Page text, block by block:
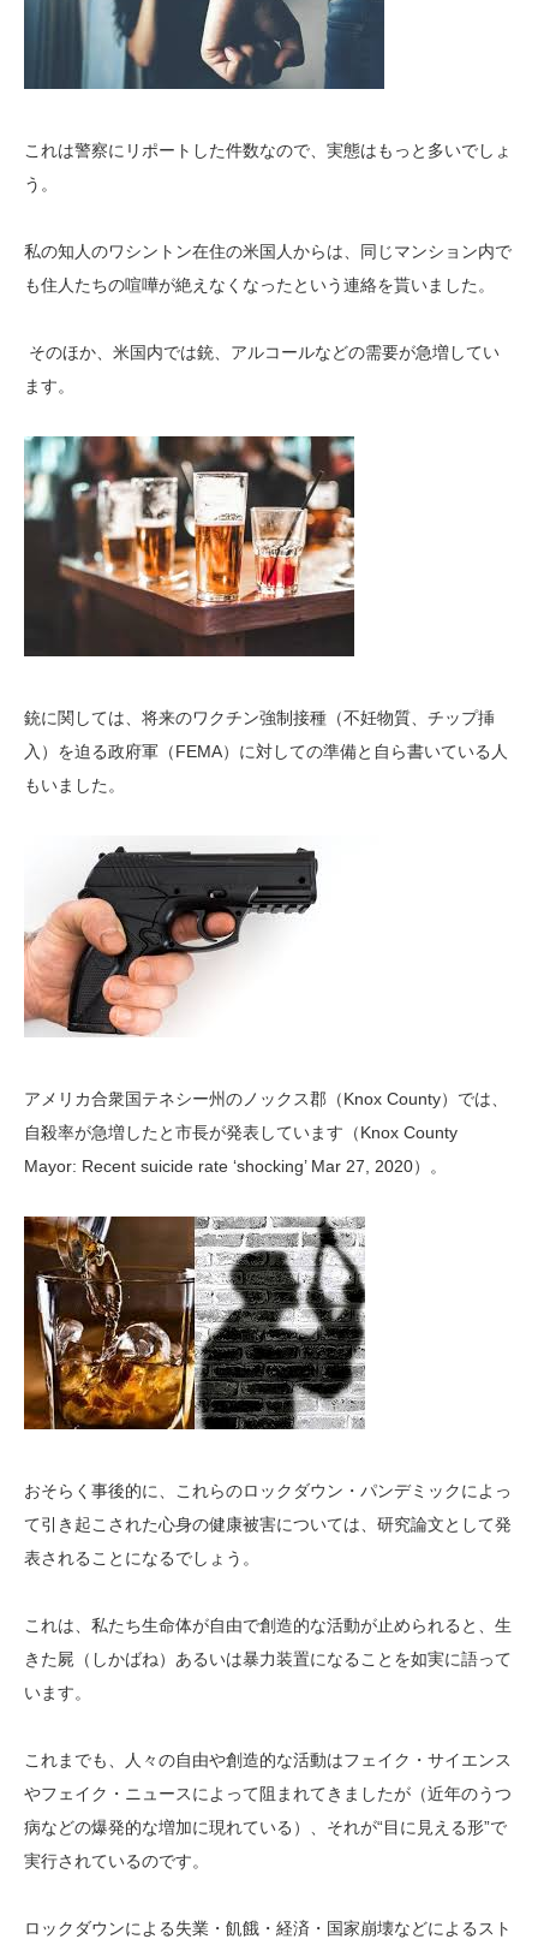
これは警察にリポートした件数なので、実態はもっと多いでしょ
う。
私の知人のワシントン在住の米国人からは、同じマンション内で
も住人たちの喧嘩が絶えなくなったという連絡を貰いました。
そのほか、米国内では銃、アルコールなどの需要が急増してい
ます。
銃に関しては、将来のワクチン強制接種（不妊物質、チップ挿
入）を迫る政府軍（FEMA）に対しての準備と自ら書いている人
もいました。
アメリカ合衆国テネシー州のノックス郡（Knox County）では、
自殺率が急増したと市長が発表しています（Knox County
Mayor: Recent suicide rate ‘shocking’ Mar 27, 2020）。
おそらく事後的に、これらのロックダウン・パンデミックによっ
て引き起こされた心身の健康被害については、研究論文として発
表されることになるでしょう。
これは、私たち生命体が自由で創造的な活動が止められると、生
きた屍（しかばね）あるいは暴力装置になることを如実に語って
います。
これまでも、人々の自由や創造的な活動はフェイク・サイエンス
やフェイク・ニュースによって阻まれてきましたが（近年のうつ
病などの爆発的な増加に現れている）、それが“目に見える形”で
実行されているのです。
ロックダウンによる失業・飢餓・経済・国家崩壊などによるスト